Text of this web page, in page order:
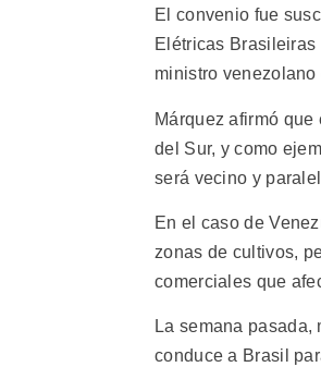
El convenio fue
Elétricas
ministro
Márquez afirmó
del Sur, y como
será vecino y
En el caso de
zonas de cultivos,
comerciales que
La semana
conduce a Brasil